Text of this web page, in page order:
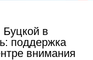
Буцкой в
поддержка
внимания